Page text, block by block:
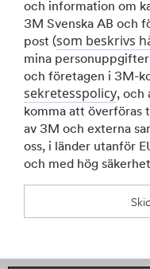
och information om
3M Svenska AB och
post (som beskrivs
mina personuppgifter
och företagen i 3M-
sekretesspolicy, och
komma att överföras
av 3M och externa
oss, i länder utanför
och med hög
error